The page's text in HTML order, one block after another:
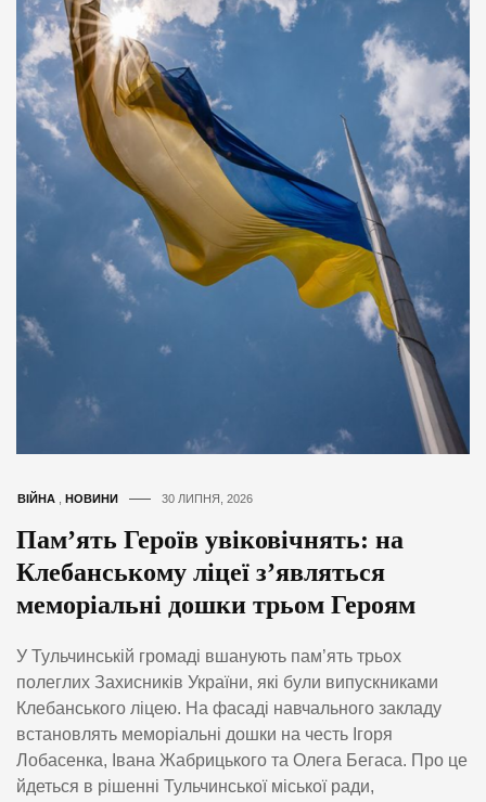
ВІЙНА НОВИНИ 30 ЛИПНЯ, 2026
Пам’ять Героїв увіковічнять: на
Клебанському ліцеї з’являться
меморіальні дошки трьом Героям
У Тульчинській громаді вшанують пам’ять трьох
полеглих Захисників України, які були випускниками
Клебанського ліцею. На фасаді навчального закладу
встановлять меморіальні дошки на честь Ігоря
Лобасенка, Івана Жабрицького та Олега Бегаса. Про це
йдеться в рішенні Тульчинської міської ради,